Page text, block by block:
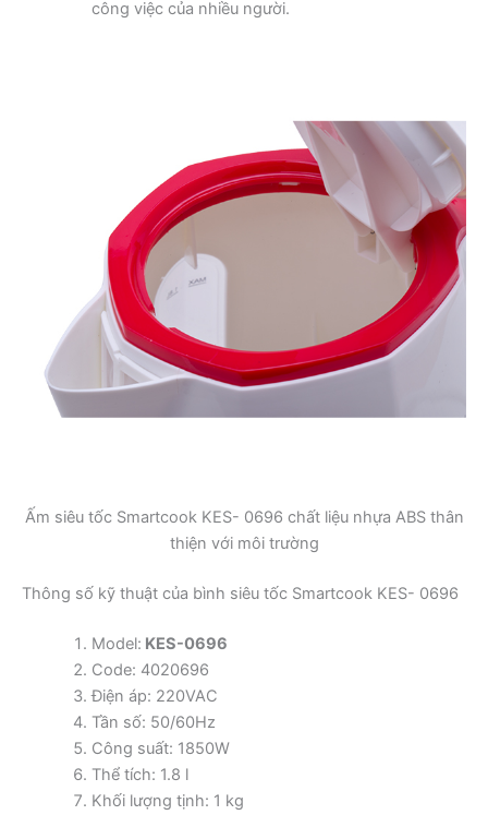
công việc của nhiều người.
Ấm siêu tốc Smartcook KES- 0696 chất liệu nhựa ABS thân
thiện với môi trường
Thông số kỹ thuật của bình siêu tốc Smartcook KES- 0696
Model: KES-0696
Code: 4020696
Điện áp: 220VAC
Tần số: 50/60Hz
Công suất: 1850W
Thể tích: 1.8 l
Khối lượng tịnh: 1 kg